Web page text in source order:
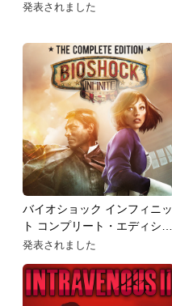
発表されました
バイオショック インフィニッ
ト コンプリート・エディショ
ン
発表されました